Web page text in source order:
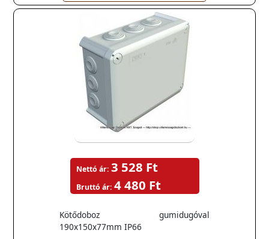
Kötődoboz gumidugóval
190x150x77mm IP66
Nettó ár: 3 528 Ft
Bruttó ár: 4 480 Ft